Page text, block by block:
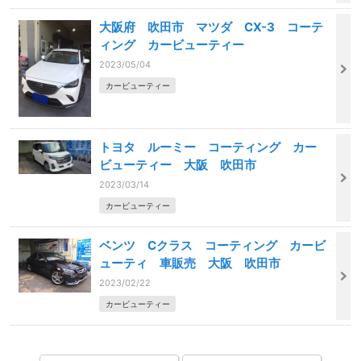
大阪府 吹田市 マツダ CX-3 コーテ
ィング カービューティー
2023/05/04
カービューティー
トヨタ ルーミー コーティング カー
ビューティー 大阪 吹田市
2023/03/14
カービューティー
ベンツ Cクラス コーティング カービ
ューティ 車販売 大阪 吹田市
2023/02/22
カービューティー